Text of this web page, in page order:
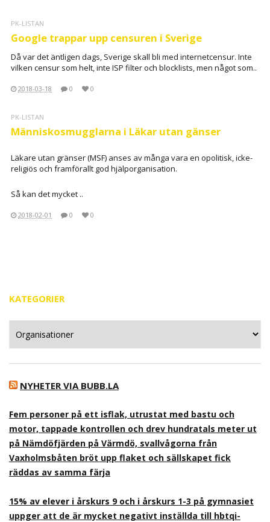
PK-LISTAN
Google trappar upp censuren i Sverige
Då var det äntligen dags, Sverige skall bli med internetcensur. Inte
vilken censur som helt, inte ISP filter och blocklists, men något som..
2018-03-18 0 0
PK-LISTAN
Människosmugglarna i Läkar utan gänser
Läkare utan gränser (MSF) anses av många vara en opolitisk, icke-
religiös och framförallt god hjälporganisation.
Så kan det mycket ..
2018-02-01 0 0
KATEGORIER
NYHETER VIA BUBB.LA
Fem personer på ett isflak, utrustat med bastu och
motor, tappade kontrollen och drev hundratals meter ut
på Nämdöfjärden på Värmdö, svallvågorna från
Vaxholmsbåten bröt upp flaket och sällskapet fick
räddas av samma färja
15% av elever i årskurs 9 och i årskurs 1-3 på gymnasiet
uppger att de är mycket negativt inställda till hbtqi-